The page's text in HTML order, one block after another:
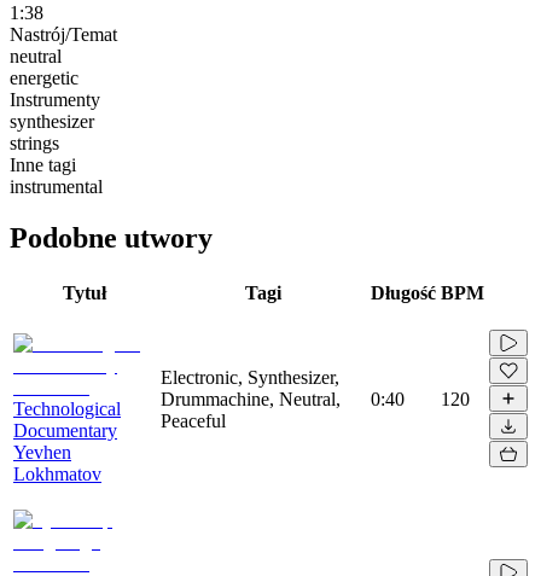
1:38
Nastrój/Temat
neutral
energetic
Instrumenty
synthesizer
strings
Inne tagi
instrumental
Podobne utwory
Tytuł Tagi Długość BPM
Technological
Documentary
Yevhen
Lokhmatov
Electronic, Synthesizer,
Drummachine, Neutral,
Peaceful
0:40 120